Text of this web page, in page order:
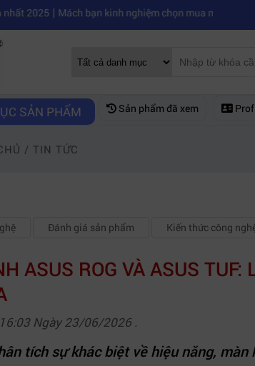
bạn kinh nghiệm chọn mua máy quay phim chuyên
SẢN PHẨM Sản phẩm đã xem
/ TIN TỨC
Đánh giá sản phẩm Kiến thức công
ASUS ROG VÀ ASUS TUF:
Ngày 23/06/2026 .
tích sự khác biệt về hiệu năng,